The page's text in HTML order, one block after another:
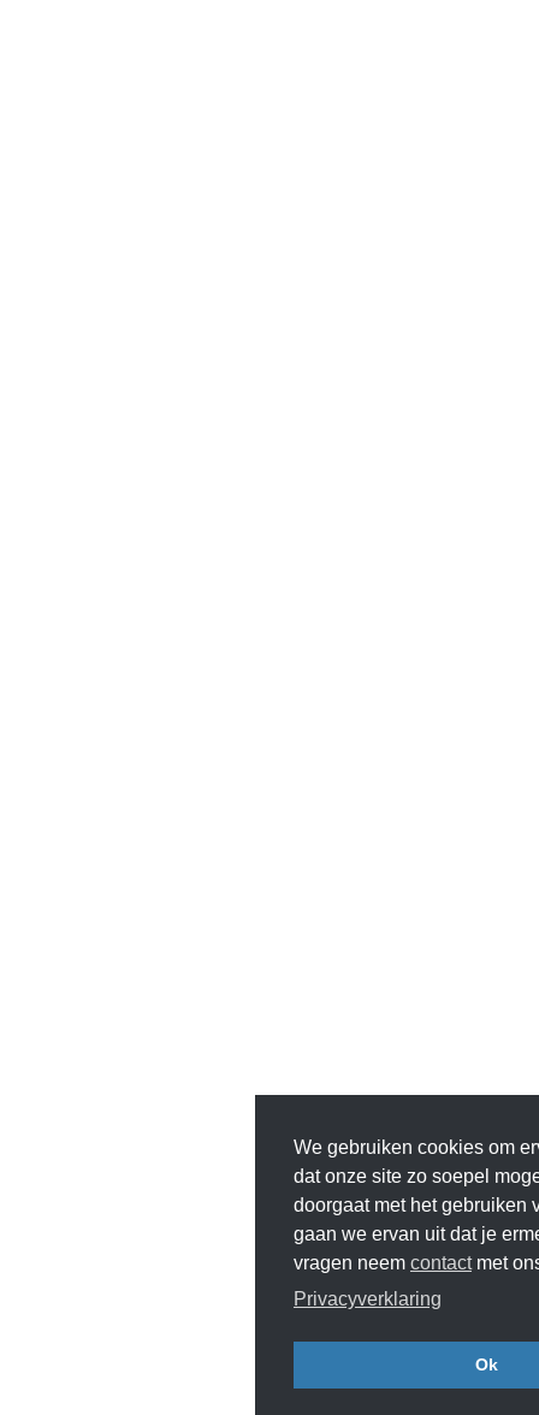
We gebruiken cookies om
dat onze site zo soepel
doorgaat met het gebruiken
gaan we ervan uit dat je
vragen neem contactmet
Privacyverklaring
Ok